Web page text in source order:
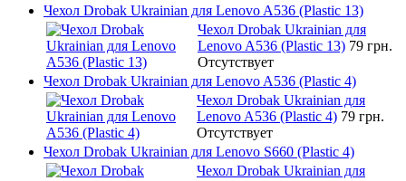
Чехол Drobak Ukrainian для Lenovo A536 (Plastic 13)
Чехол Drobak Ukrainian для
Lenovo A536 (Plastic 13) 79 грн.
Отсутствует
Чехол Drobak Ukrainian для Lenovo A536 (Plastic 4)
Чехол Drobak Ukrainian для
Lenovo A536 (Plastic 4) 79 грн.
Отсутствует
Чехол Drobak Ukrainian для Lenovo S660 (Plastic 4)
Чехол Drobak Ukrainian для